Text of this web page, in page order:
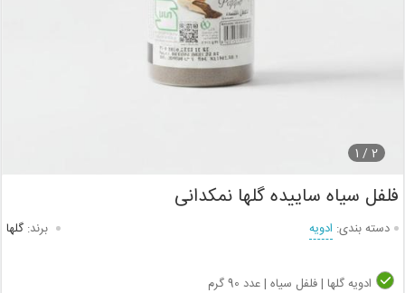
2 /
1
فلفل سیاه ساییده گلها نمکدانی
دسته بندی: ادویه برند: گلها
ادویه گلها | فلفل سیاه | عدد 90 گرم